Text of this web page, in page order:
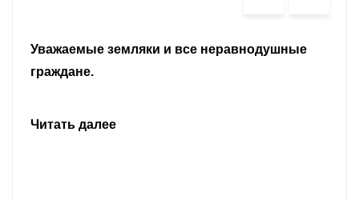
Уважаемые земляки и все неравнодушные
граждане.
Читать далее